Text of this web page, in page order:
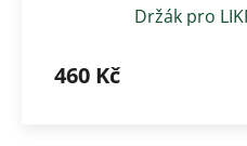
Držák pro
460 Kč